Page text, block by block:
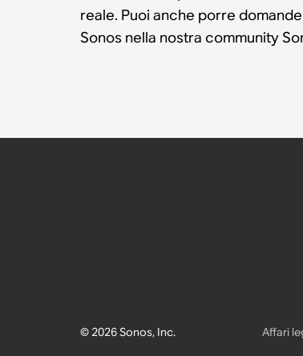
reale. Puoi anche porre
Sonos nella nostra community
© 2026 Sonos, Inc. Affari